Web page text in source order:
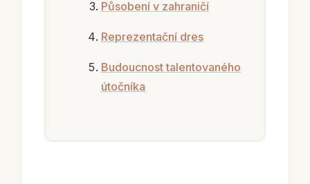
Působení v zahraničí
Reprezentační dres
Budoucnost talentovaného
útočníka